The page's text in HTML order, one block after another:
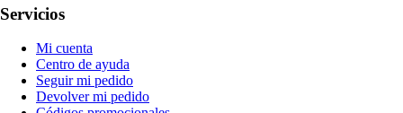
Servicios
Mi cuenta
Centro de ayuda
Seguir mi pedido
Devolver mi pedido